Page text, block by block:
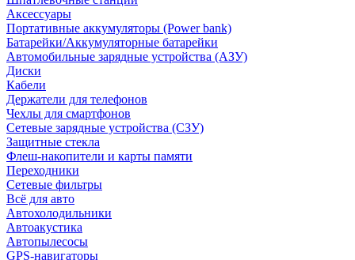
Аксессуары
Портативные аккумуляторы (Power bank)
Батарейки/Аккумуляторные батарейки
Автомобильные зарядные устройства (АЗУ)
Диски
Кабели
Держатели для телефонов
Чехлы для смартфонов
Сетевые зарядные устройства (СЗУ)
Защитные стекла
Флеш-накопители и карты памяти
Переходники
Сетевые фильтры
Всё для авто
Автохолодильники
Автоакустика
Автопылесосы
GPS-навигаторы